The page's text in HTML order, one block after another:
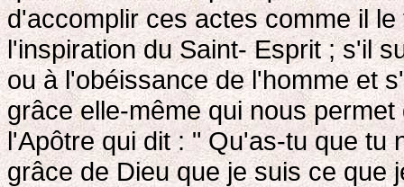
d'accomplir ces actes comme il
l'inspiration du Saint- Esprit ; s'il
ou à l'obéissance de l'homme et
grâce elle-même qui nous
l'Apôtre qui dit : " Qu'as-tu que tu
grâce de Dieu que je suis ce que